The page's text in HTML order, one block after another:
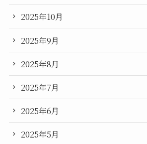
2025年10月
2025年9月
2025年8月
2025年7月
2025年6月
2025年5月